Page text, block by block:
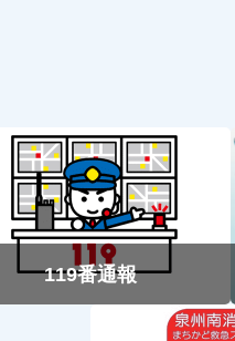
119番通報